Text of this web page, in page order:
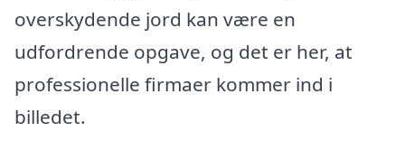
overskydende jord kan være en
udfordrende opgave, og det er her, at
professionelle firmaer kommer ind i
billedet.